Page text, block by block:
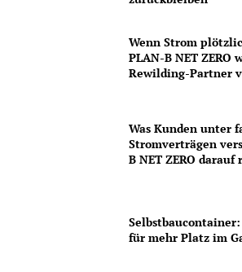
Wenn Strom
PLAN-B NET ZERO
Rewilding-Partner
Was Kunden unter
Stromverträgen
B NET ZERO
für mehr Platz im